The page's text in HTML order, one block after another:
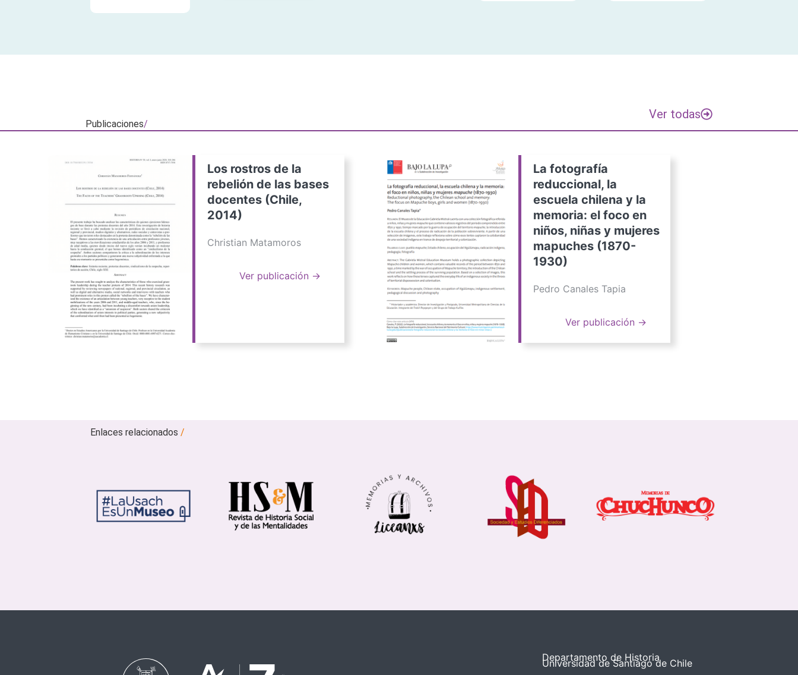
Publicaciones/
Ver todas
Los rostros de la
rebelión de las bases
docentes (Chile,
2014)
Christian Matamoros
Ver publicación →
La fotografía
reduccional, la
escuela chilena y la
memoria: el foco en
niños, niñas y mujeres
mapuches (1870-
1930)
Pedro Canales Tapia
Ver publicación →
Enlaces relacionados/
Departamento de Historia
Universidad de Santiago de Chile